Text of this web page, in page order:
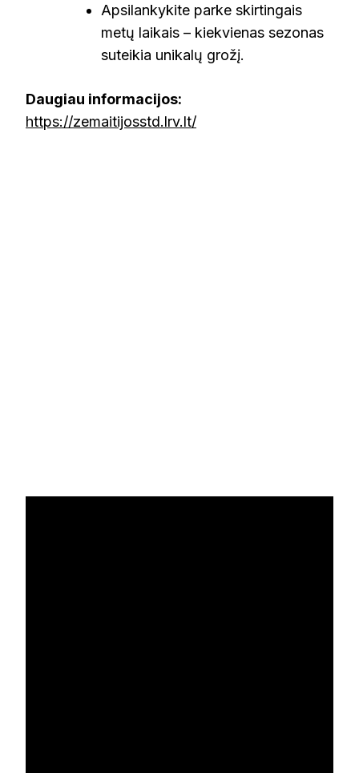
Apsilankykite parke skirtingais
metų laikais – kiekvienas sezonas
suteikia unikalų grožį.
Daugiau informacijos:
https://zemaitijosstd.lrv.lt/